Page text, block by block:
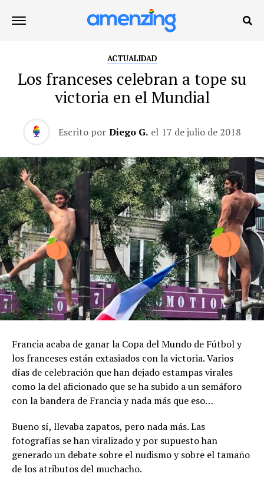
ACTUALIDAD
Los franceses celebran a tope su
victoria en el Mundial
Escrito por Diego G. el 17 de julio de 2018
Francia acaba de ganar la Copa del Mundo de Fútbol y
los franceses están extasiados con la victoria. Varios
días de celebración que han dejado estampas virales
como la del aficionado que se ha subido a un semáforo
con la bandera de Francia y nada más que eso…
Bueno sí, llevaba zapatos, pero nada más. Las
fotografías se han viralizado y por supuesto han
generado un debate sobre el nudismo y sobre el tamaño
de los atributos del muchacho.